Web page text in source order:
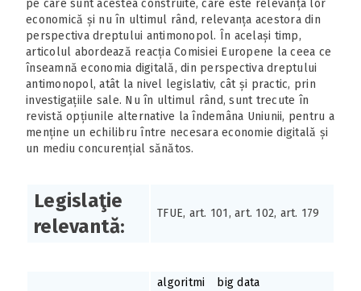
pe care sunt acestea construite, care este relevanța lor
economică și nu în ultimul rând, relevanța acestora din
perspectiva dreptului antimonopol. În același timp,
articolul abordează reacția Comisiei Europene la ceea ce
înseamnă economia digitală, din perspectiva dreptului
antimonopol, atât la nivel legislativ, cât și practic, prin
investigațiile sale. Nu în ultimul rând, sunt trecute în
revistă opțiunile alternative la îndemâna Uniunii, pentru a
menține un echilibru între necesara economie digitală și
un mediu concurențial sănătos.
Legislaţie
relevantă:
TFUE, art. 101, art. 102, art. 179
algoritmi
big data